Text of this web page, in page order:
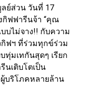
ย์ส่วน วันที่ 17
กิฟฟารีนจ้า “คุณ
บไม่จาง!! กับความ
ฟฯ ที่ร่วมทุกข์ร่วม
มเทกันสุดๆ เรียก
เติบโตเป็น
บริโภคหลายล้าน